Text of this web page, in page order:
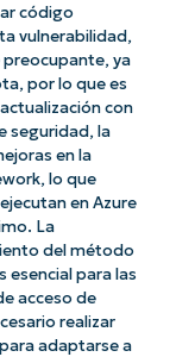
código
vulnerabilidad,
ya
por lo que es
con
seguridad, la
en la
lo que
en Azure
La
del método
esencial para las
acceso de
realizar
adaptarse a